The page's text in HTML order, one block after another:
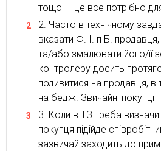
тощо — це все потрібно для
Часто в технічному
вказати Ф. І. п Б.
та/або змалювати його/її
контролеру досить
подивитися на продавця,
на бедж. Звичайні покупці
Коли в ТЗ треба
покупця підійде
зазвичай заходить до